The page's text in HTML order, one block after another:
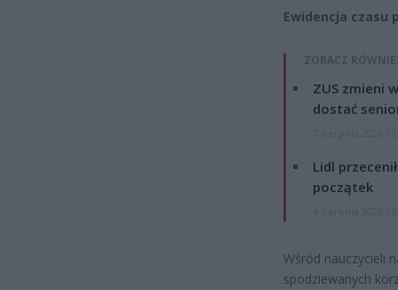
Ewidencja czasu
ZOBACZ
ZUS zmieni
dostać
Lidl
początek
Wśród nauczycieli
spodziewanych